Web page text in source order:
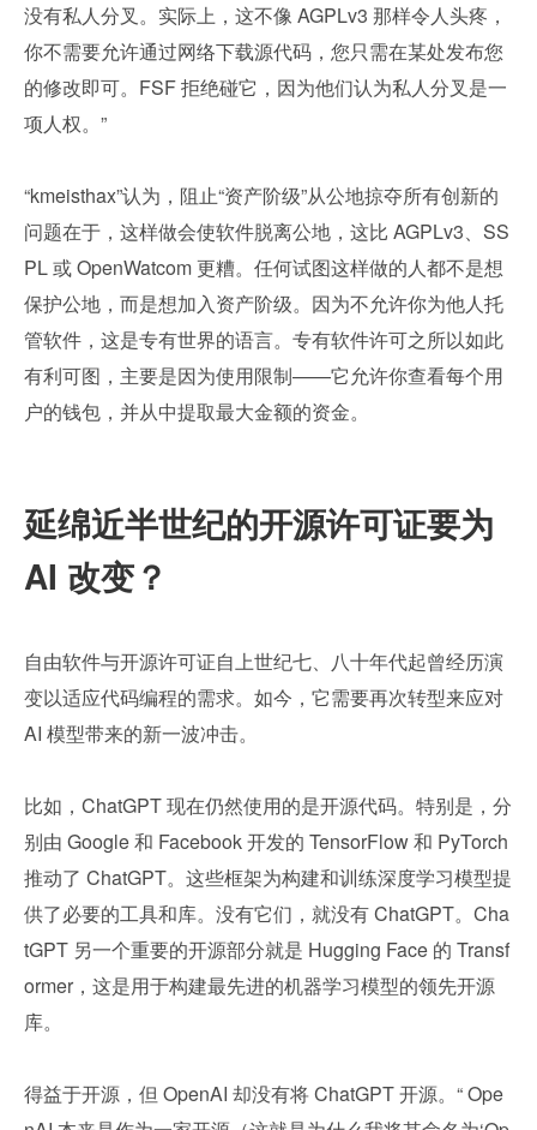
没有私人分叉。实际上，这不像 AGPLv3 那样令人头疼，
你不需要允许通过网络下载源代码，您只需在某处发布您
的修改即可。FSF 拒绝碰它，因为他们认为私人分叉是一
项人权。”
“kmeisthax”认为，阻止“资产阶级”从公地掠夺所有创新的
问题在于，这样做会使软件脱离公地，这比 AGPLv3、SS
PL 或 OpenWatcom 更糟。任何试图这样做的人都不是想
保护公地，而是想加入资产阶级。因为不允许你为他人托
管软件，这是专有世界的语言。专有软件许可之所以如此
有利可图，主要是因为使用限制——它允许你查看每个用
户的钱包，并从中提取最大金额的资金。
延绵近半世纪的开源许可证要为
AI 改变？
自由软件与开源许可证自上世纪七、八十年代起曾经历演
变以适应代码编程的需求。如今，它需要再次转型来应对
AI 模型带来的新一波冲击。
比如，ChatGPT 现在仍然使用的是开源代码。特别是，分
别由 Google 和 Facebook 开发的 TensorFlow 和 PyTorch
推动了 ChatGPT。这些框架为构建和训练深度学习模型提
供了必要的工具和库。没有它们，就没有 ChatGPT。Cha
tGPT 另一个重要的开源部分就是 Hugging Face 的 Transf
ormer，这是用于构建最先进的机器学习模型的领先开源
库。
得益于开源，但 OpenAI 却没有将 ChatGPT 开源。“ Ope